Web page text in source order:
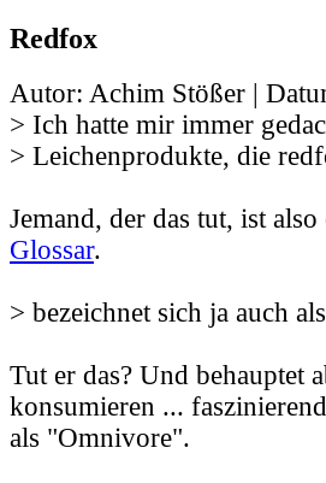
Redfox
Autor: Achim Stößer |
> Ich hatte mir immer
> Leichenprodukte, die
Jemand, der das tut, ist
Glossar.
> bezeichnet sich ja auch
Tut er das? Und behauptet
konsumieren ...
als "Omnivore".